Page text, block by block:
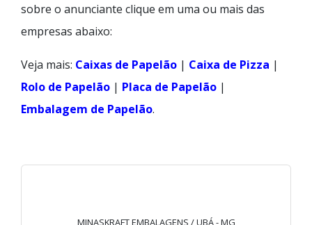
sobre o anunciante clique em uma ou mais das
empresas abaixo:
Veja mais: Caixas de Papelão | Caixa de Pizza |
Rolo de Papelão | Placa de Papelão |
Embalagem de Papelão.
MINASKRAFT EMBALAGENS / UBÁ - MG